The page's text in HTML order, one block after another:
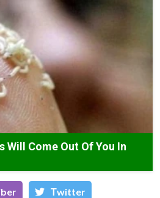
Will Come Out Of You In
Тwitter